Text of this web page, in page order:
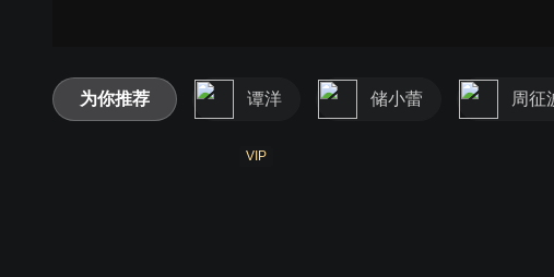
为你推荐 谭洋 储小蕾 周征
VIP